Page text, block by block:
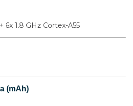
6x 1.8 GHz Cortex-A55
(mAh)